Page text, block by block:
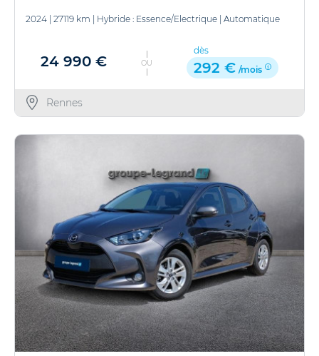
2024 27119 km Hybride : Essence/Electrique Automatique
24 990 € OU
dès
292 € /mois
Rennes